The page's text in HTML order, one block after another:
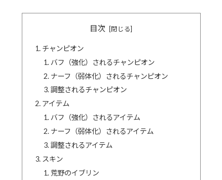
目次
チャンピオン
バフ（強化）されるチャンピオン
ナーフ（弱体化）されるチャンピオン
調整されるチャンピオン
アイテム
バフ（強化）されるアイテム
ナーフ（弱体化）されるアイテム
調整されるアイテム
スキン
荒野のイブリン